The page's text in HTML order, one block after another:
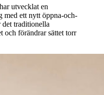
utvecklat en
med ett nytt öppna-och-
det traditionella
och förändrar sättet torr